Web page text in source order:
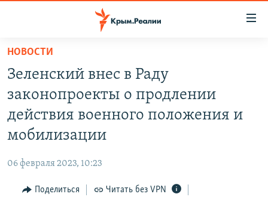
Вернуться
основному
содержанию
Вернутся
главной
Вернутся
поиску
ГРУЗ 200
КАРТА ВОЕННЫХ ОБЪЕКТОВ КРЫМА
ВОДА
ИСТОРИЯ
ИНТЕРАКТИВ
ИНФОГРАФИКА
РАДІО СВОБОДА
КАК ОБОЙТИ БЛОКИРОВКУ
НОВОСТИ
Зеленский внес в Раду
законопроекты о продлении
действия военного положения и
мобилизации
06 февраля 2023, 10:23
Поделиться Читать без VPN